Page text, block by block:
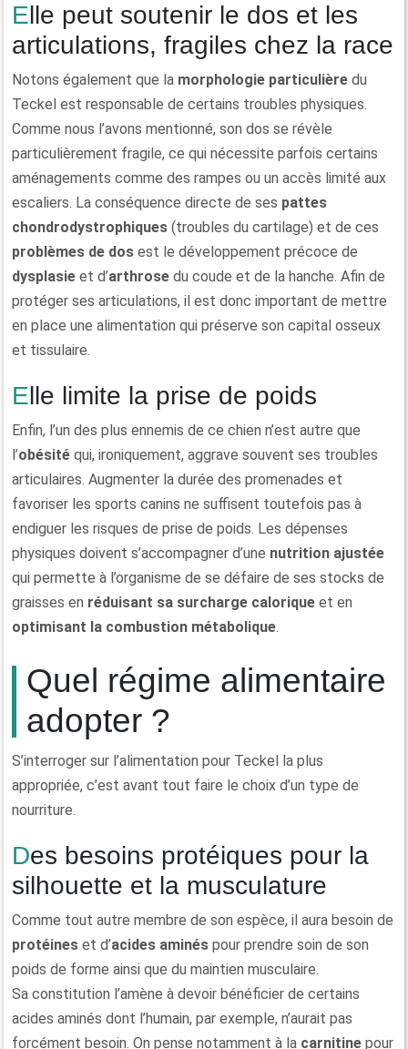
Elle peut soutenir le dos et les
articulations, fragiles chez la race
Notons également que la morphologie particulière du
Teckel est responsable de certains troubles physiques.
Comme nous l’avons mentionné, son dos se révèle
particulièrement fragile, ce qui nécessite parfois certains
aménagements comme des rampes ou un accès limité aux
escaliers. La conséquence directe de ses pattes
chondrodystrophiques (troubles du cartilage) et de ces
problèmes de dos est le développement précoce de
dysplasie et d’arthrose du coude et de la hanche. Afin de
protéger ses articulations, il est donc important de mettre
en place une alimentation qui préserve son capital osseux
et tissulaire.
Elle limite la prise de poids
Enfin, l’un des plus ennemis de ce chien n’est autre que
l’obésité qui, ironiquement, aggrave souvent ses troubles
articulaires. Augmenter la durée des promenades et
favoriser les sports canins ne suffisent toutefois pas à
endiguer les risques de prise de poids. Les dépenses
physiques doivent s’accompagner d’une nutrition ajustée
qui permette à l’organisme de se défaire de ses stocks de
graisses en réduisant sa surcharge calorique et en
optimisant la combustion métabolique.
Quel régime alimentaire
adopter ?
S’interroger sur l’alimentation pour Teckel la plus
appropriée, c’est avant tout faire le choix d’un type de
nourriture.
Des besoins protéiques pour la
silhouette et la musculature
Comme tout autre membre de son espèce, il aura besoin de
protéines et d’acides aminés pour prendre soin de son
poids de forme ainsi que du maintien musculaire.
Sa constitution l’amène à devoir bénéficier de certains
acides aminés dont l’humain, par exemple, n’aurait pas
forcément besoin. On pense notamment à la carnitine pour